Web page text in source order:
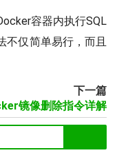
容器内执行SQL
不仅简单易行，而且
下一篇
镜像删除指令详解